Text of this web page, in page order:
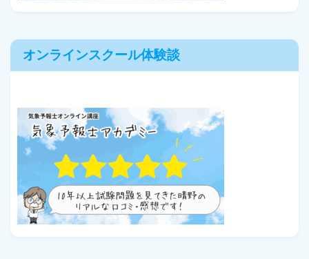
オンラインスクール体験談